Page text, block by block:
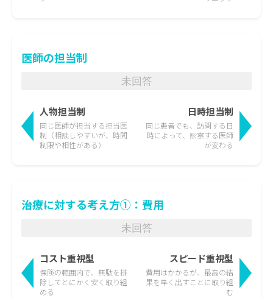
医師の担当制
未回答
人物担当制
同じ医師が担当する担当医
制 （相談しやすいが、時間
制限や相性がある）
同じ患者でも、訪問する日
時によって、 診察する医師
が変わる
日時担当制
治療に対する考え方①：費用
未回答
コスト重視型
保険の範囲内で、無駄を排
除してとにかく安く取り組
める
費用はかかるが、最高の結
果を早く出すことに取り組
む
スピード重視型